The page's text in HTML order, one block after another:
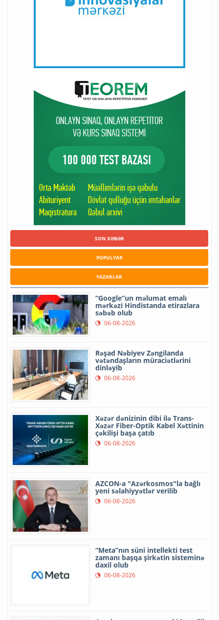
SON XƏBƏR
POPULYAR
YAZARLAR
“Google”un məlumat emalı
mərkəzi Hindistanda etirazlara
səbəb olub
06-08-2026
Rəşad Nəbiyev Zəngilanda
vətəndaşların müraciətlərini
dinləyib
06-08-2026
Xəzər dənizinin dibi ilə Trans-
Xəzər Fiber-Optik Kabel Xəttinin
çəkilişi başa çatıb
06-08-2026
AZCON-a "Azərkosmos"la bağlı
yeni səlahiyyətlər verilib
06-08-2026
“Meta”nın süni intellekti test
zamanı başqa şirkətin sisteminə
daxil olub
06-08-2026